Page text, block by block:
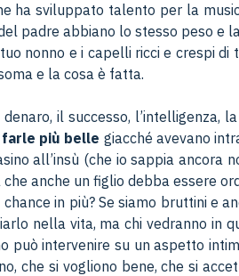
ha sviluppato talento per la
padre abbiano lo stesso peso e
nonno e i capelli ricci e crespi di
e la cosa è fatta.
il successo, l’intelligenza,
più belle giacché avevano
all’insù (che io sappia ancora
anche un figlio debba essere
in più? Se siamo bruttini e
nella vita, ma chi vedranno in
può intervenire su un aspetto
che si vogliono bene, che si